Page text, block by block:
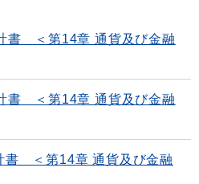
書 ＜第14章 通貨及び金融
書 ＜第14章 通貨及び金融
書 ＜第14章 通貨及び金融